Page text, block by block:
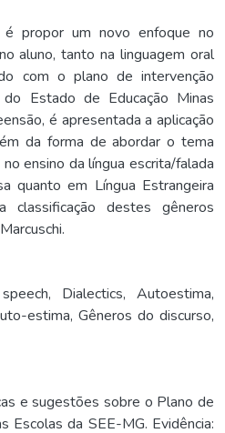
propor um novo enfoque no
aluno, tanto na linguagem oral
com o plano de intervenção
Estado de Educação Minas
é apresentada a aplicação
da forma de abordar o tema
ensino da língua escrita/falada
quanto em Língua Estrangeira
destes gêneros
, Dialectics, Autoestima,
estima, Gêneros do discurso,
e sugestões sobre o Plano de
Escolas da SEE-MG. Evidência: